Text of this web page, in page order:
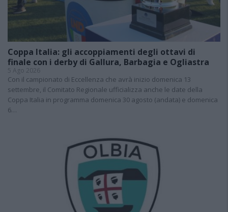
Coppa Italia: gli accoppiamenti degli ottavi di
finale con i derby di Gallura, Barbagia e Ogliastra
5 Ago 2026
Con il campionato di Eccellenza che avrà inizio domenica 13
settembre, il Comitato Regionale ufficializza anche le date della
Coppa Italia in programma domenica 30 agosto (andata) e domenica
6…